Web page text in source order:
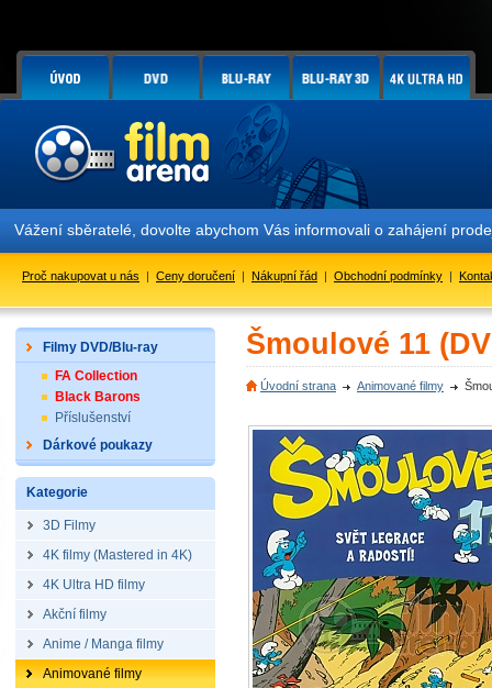
Vážení sběratelé, dovolte abychom Vás informovali o zahájení
Proč nakupovat u nás | Ceny doručení | Nákupní řád | Obchodní podmínky |
Filmy DVD/Blu-ray
FA Collection
Black Barons
Příslušenství
Dárkové poukazy
Kategorie
3D Filmy
4K filmy (Mastered in 4K)
4K Ultra HD filmy
Akční filmy
Anime / Manga filmy
Animované filmy
Šmoulové 11
Úvodní strana Animované filmy